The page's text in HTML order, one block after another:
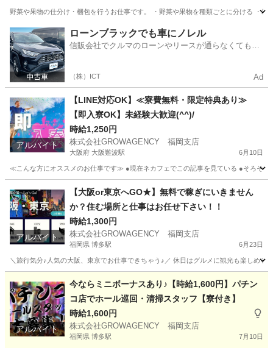
野菜や果物の仕分け・梱包を行うお仕事です。 ・野菜や果物を種類ごとに分ける ・
福岡 久留米市 仕分け 個室
ローンブラックでも車にノレル
信販会社でクルマのローンやリースが通らなくてもク
（株）ICT Ad
アルバイト
【LINE対応OK】≪寮費無料・限定特典あり≫
【即入寮OK】未経験大歓迎(^^)/
時給1,250円
株式会社GROWAGENCY 福岡支店
大阪府 大阪難波駅 6月10日
≪こんな方にオススメのお仕事です≫ ●現在ネカフェでこの記事を見ている ●そろそ
大阪難波駅 ネカフェ
アルバイト
【大阪or東京へGO★】無料で稼ぎにいきません
か？住む場所と仕事はお任せ下さい！！
時給1,300円
株式会社GROWAGENCY 福岡支店
福岡県 博多駅 6月23日
＼旅行気分♪人気の大阪、東京でお仕事できちゃう♪／ 休日はグルメに観光も楽しめ
博多駅 軽作業 無料
アルバイト
今ならミニボーナスあり♪【時給1,600円】パチン
コ店でホール巡回・清掃スタッフ【寮付き】
時給1,600円
株式会社GROWAGENCY 福岡支店
福岡県 博多駅 7月10日